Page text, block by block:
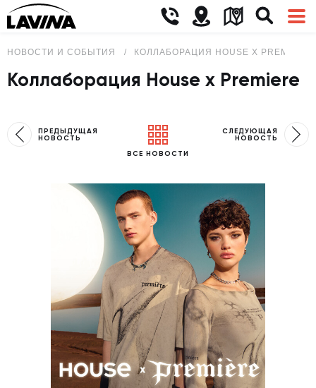
НОВОСТИ И СОБЫТИЯ КОЛЛАБОРАЦИЯ HOUSE X PREMIERE
Коллаборация House x Premiere
ПРЕДЫДУЩАЯ
НОВОСТЬ
ВСЕ НОВОСТИ
СЛЕДУЮЩАЯ
НОВОСТЬ